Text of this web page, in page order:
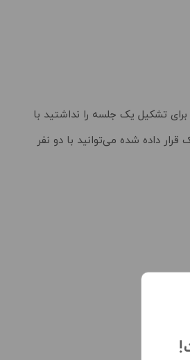
برای تشکیل یک جلسه را نداشتید با
داده شده می‌توانید با دو نفر